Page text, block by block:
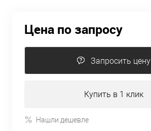
Цена по запросу
Запросить цену
Купить в 1 клик
Нашли дешевле